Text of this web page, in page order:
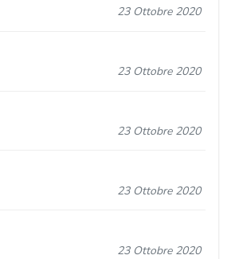
23 Ottobre 2020
23 Ottobre 2020
23 Ottobre 2020
23 Ottobre 2020
23 Ottobre 2020